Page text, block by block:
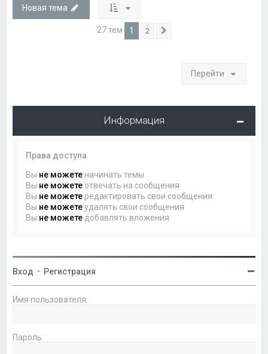
Новая тема
27 тем 1 2
Перейти
Информация
Права доступа
Вы не можете начинать темы
Вы не можете отвечать на сообщения
Вы не можете редактировать свои сообщения
Вы не можетеудалять свои сообщения
Вы не можете добавлять вложения
Вход • Регистрация
Имя пользователя:
Пароль: